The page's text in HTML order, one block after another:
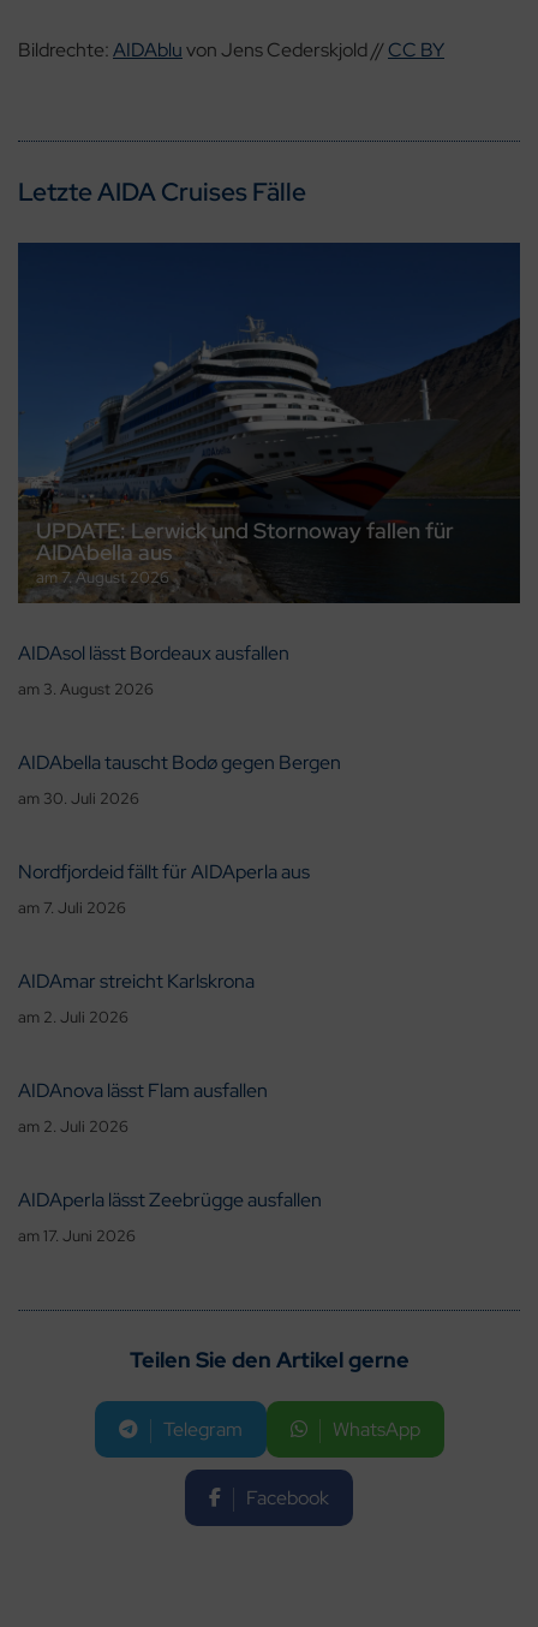
Bildrechte:AIDAbluvon Jens Cederskjold //CC BY
Letzte AIDA Cruises Fälle
UPDATE: Lerwick und Stornoway fallen für
AIDAbella aus
am 7. August 2026
AIDAsol lässt Bordeaux ausfallen
am 3. August 2026
AIDAbella tauscht Bodø gegen Bergen
am 30. Juli 2026
Nordfjordeid fällt für AIDAperla aus
am 7. Juli 2026
AIDAmar streicht Karlskrona
am 2. Juli 2026
AIDAnova lässt Flam ausfallen
am 2. Juli 2026
AIDAperla lässt Zeebrügge ausfallen
am 17. Juni 2026
Teilen Sie den Artikel gerne
Telegram WhatsApp
Facebook